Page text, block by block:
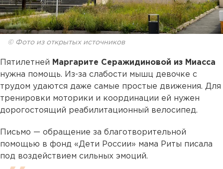
© Фото из открытых источников
Пятилетней Маргарите Серажидиновой из Миасса
нужна помощь. Из-за слабости мышц девочке с
трудом удаются даже самые простые движения. Для
тренировки моторики и координации ей нужен
дорогостоящий реабилитационный велосипед.
Письмо — обращение за благотворительной
помощью в фонд «Дети России» мама Риты писала
под воздействием сильных эмоций.